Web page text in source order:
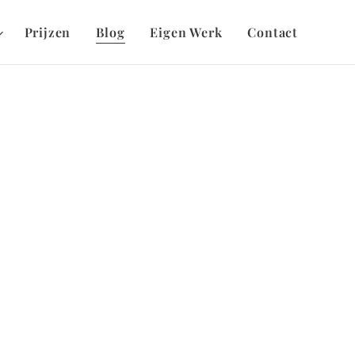
Prijzen Blog Eigen Werk Contact